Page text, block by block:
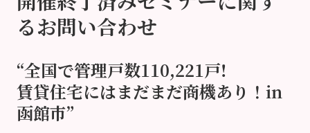
るお問い合わせ
“全国で管理戸数110,221戸!
賃貸住宅にはまだまだ商機あり！in
函館市”